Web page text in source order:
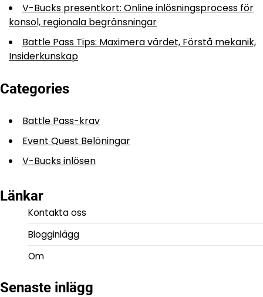
V-Bucks presentkort: Online inlösningsprocess för
konsol, regionala begränsningar
Battle Pass Tips: Maximera värdet, Förstå mekanik,
Insiderkunskap
Categories
Battle Pass-krav
Event Quest Belöningar
V-Bucks inlösen
Länkar
Kontakta oss
Blogginlägg
Om
Senaste inlägg